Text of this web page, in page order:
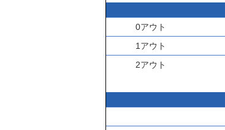
0アウト
1アウト
2アウト